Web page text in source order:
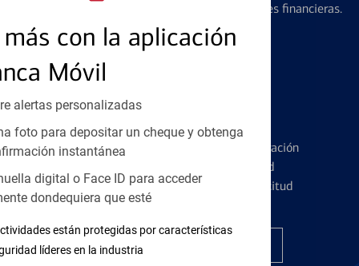
con la aplicación
Móvil
alertas personalizadas
foto para depositar un cheque y obtenga
instantánea
digital o Face ID para acceder
dondequiera que esté
están protegidas por características
líderes en la industria
diseñados para ayudar con todas sus necesidades financieras.
Conozca los pormenores de la administración
de tarjetas de crédito y la identidad
financiera antes de presentar una solicitud
Encuentre la tarjeta correcta